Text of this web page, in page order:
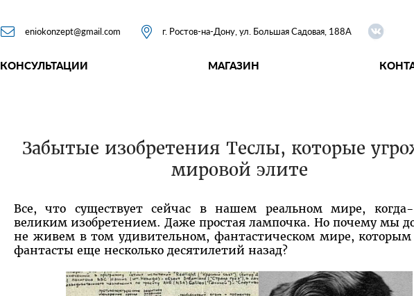
 eniokonzept@gmail.com  г. Ростов-на-Дону, ул. Большая Садовая, 188А
КОНСУЛЬТАЦИИ МАГАЗИН
Забытые изобретения Теслы, которые
мировой элите
Все, что существует сейчас в нашем реальном мире,
великим изобретением. Даже простая лампочка. Но почему мы
не живем в том удивительном, фантастическом мире, которым
фантасты еще несколько десятилетий назад?